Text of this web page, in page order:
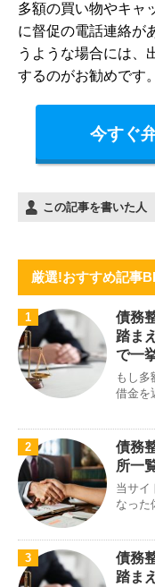
多額の買い物やキャ
に督促の電話連絡が
うような場合には、
するのがお勧めです。
今すぐ
この記事を書いた人
厳選!おすすめ記事
1
債務
踏ま
で一
もし多
借金を
2
債務
所一
当サイ
なった
3
債務
踏ま